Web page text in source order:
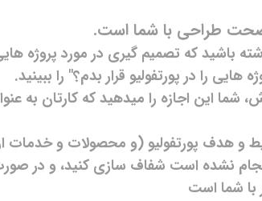
طراحی با شما است.
باشید که تصمیم گیری در مورد پروژه
هایی را در پورتفولیو قرار بدم؟" را ببینید.
شما این اجازه را میدهید که کارتان به
و هدف پورتفولیو (و محصولات و خدمات
نشده است شفاف سازی کنید، و در
با شما است